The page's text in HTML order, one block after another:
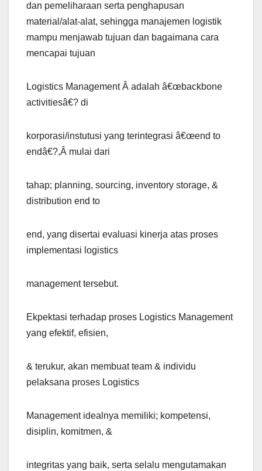
dan pemeliharaan serta penghapusan
material/alat-alat, sehingga manajemen logistik
mampu menjawab tujuan dan bagaimana cara
mencapai tujuan
Logistics Management Â adalah â€œbackbone
activitiesâ€? di
korporasi/instutusi yang terintegrasi â€œend to
endâ€?,Â mulai dari
tahap; planning, sourcing, inventory storage, &
distribution end to
end, yang disertai evaluasi kinerja atas proses
implementasi logistics
management tersebut.
Ekpektasi terhadap proses Logistics Management
yang efektif, efisien,
& terukur, akan membuat team & individu
pelaksana proses Logistics
Management idealnya memiliki; kompetensi,
disiplin, komitmen, &
integritas yang baik, serta selalu mengutamakan